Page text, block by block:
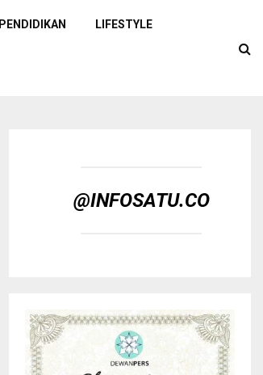
PENDIDIKAN LIFESTYLE
@INFOSATU.CO